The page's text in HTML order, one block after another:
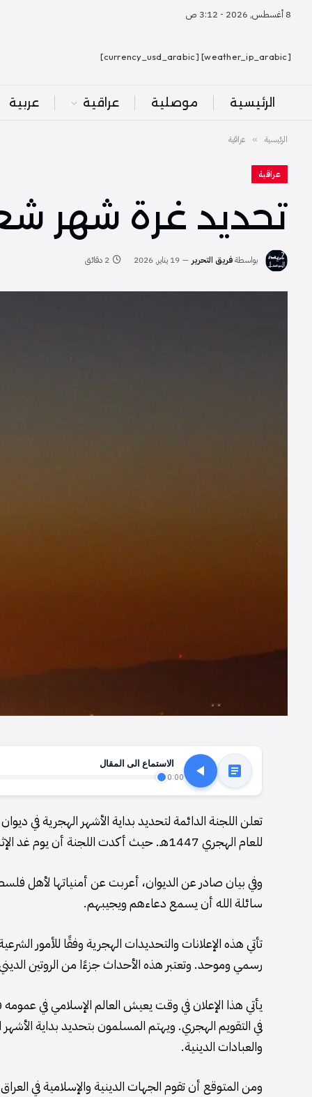
8 أغسطس, 2026 - 3:12 ص
[weather_ip_arabic] [currency_usd_arabic]
الرئيسية موصلية عراقية عربية
الرئيسية » عراقية
عراقية
تحديد غرة شهر
بواسطةفريق التحرير 19 يناير, 2026 2 دقائق
الاستماع الى المقال
0:00
تعلن اللجنة الدائمة لتحديد بداية الأشهر الهجرية في
للعام الهجري 1447هـ. حيث أكدت اللجنة أن يوم غد الإثنين هو المكمل للشهر الحالي، فيما سيكون الثلاثاء هو غرة شهر شعبان.
وفي بيان صادر عن الديوان، أعربت عن أمنياتها لأهل
سائلة الله أن يسمع دعاءهم ويجيبهم.
تأتي هذه الإعلانات والتحديدات الهجرية وفقًا للأمور
رسمي وموحد. وتعتبر هذه الأحداث جزءًا من الروتين
يأتي هذا الإعلان في وقت يعيش العالم الإسلامي في
في التقويم الهجري. ويهتم المسلمون بتحديد بداية
والعبادات الدينية.
ومن المتوقع أن تقوم الجهات الدينية والإسلامية في